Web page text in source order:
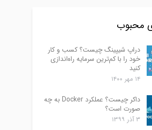
محبوب
دراپ شیپینگ چیست؟ کسب و کار
خود را با کم‌ترین سرمایه راه‌اندازی
کنید
۱۴ مهر ۱۴۰۰
داکر چیست؟ عملکرد Docker به چه
صورت است؟
۳ آذر ۱۳۹۹